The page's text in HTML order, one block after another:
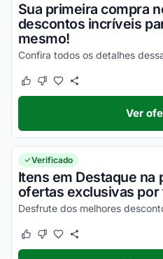
Sua primeira compra
descontos incríveis
mesmo!
Este cupom funcionou
Este cupom não funcionou
Ver
Verificado
Itens em Destaque na
ofertas exclusivas por
Este cupom funcionou
Este cupom não funcionou